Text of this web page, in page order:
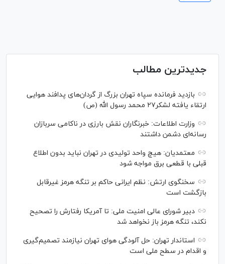
جدیدترین مطالب
بازدید فرمانده سپاه تهران بزرگ از گردان‌های پدافند هوایی
ارتقاء یافته لشکر۲۷ محمد رسول الله (ص)
وزارت اطلاعات: خبرنگاران نقش بارزی در ناکامی سربازان
رسانه‌ای دشمن داشتند
معتمدیان: هیچ واحد تولیدی در تهران نباید بدون اطلاع
قبلی با قطعی برق مواجه شود
سخنگوی ارتش: نظم ایرانی حاکم بر تنگه هرمز غیرقابل
بازگشت است
دبیر شورای عالی امنیت ملی: تا آمریکا رفتارش را تصحیح
نکند، تنگه هرمز باز نخواهد شد
استاندار تهران: حل آلودگی هوای تهران نیازمند تصمیم‌گیری
و اقدام در سطح ملی است